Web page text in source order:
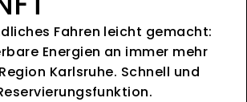
Fahren leicht gemacht:
Energien an immer mehr
Karlsruhe. Schnell und